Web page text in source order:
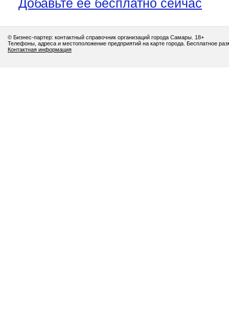
Добавьте её бесплатно сейчас
© Бизнес-партер: контактный справочник организаций города Самары. 18+
Телефоны, адреса и местоположение предприятий на карте города. Бесплатное
Контактная информация